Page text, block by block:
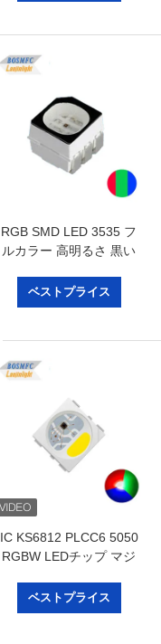
RGB SMD LED 3535 フ
ルカラー 高明るさ 黒い
ベストプライス
IC KS6812 PLCC6 5050
RGBW LEDチップ マジ
ベストプライス